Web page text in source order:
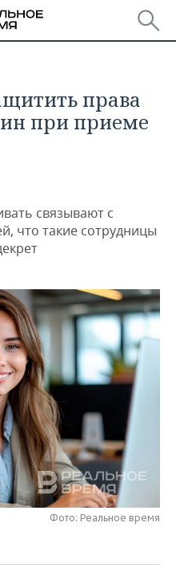
права
при приеме
связывают с
что такие сотрудницы
Фото: Реальное время